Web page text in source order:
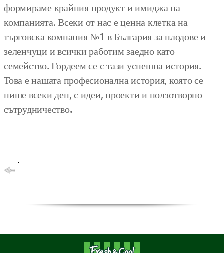
формираме крайния продукт и имиджа на
компанията. Всеки от нас е ценна клетка на
търговска компания №1 в България за плодове и
зеленчуци и всички работим заедно като
семейство. Гордеем се с тази успешна история.
Това е нашата професионална история, която се
пише всеки ден, с идеи, проекти и ползотворно
сътрудничество.